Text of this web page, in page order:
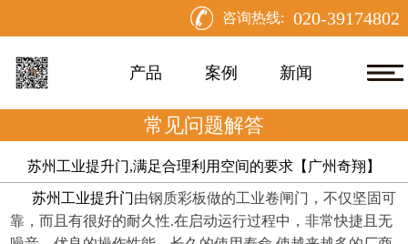
咨询热线: 020-39174802
产品 案例 新闻
常见问题解答
苏州工业提升门,满足合理利用空间的要求【广州奇翔】
苏州工业提升门由钢质彩板做的工业卷闸门，不仅坚固可
靠，而且有很好的耐久性.在启动运行过程中，非常快捷且无